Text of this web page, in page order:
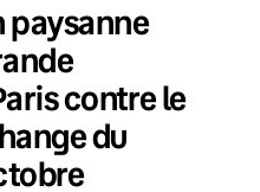
paysanne
contre le
du